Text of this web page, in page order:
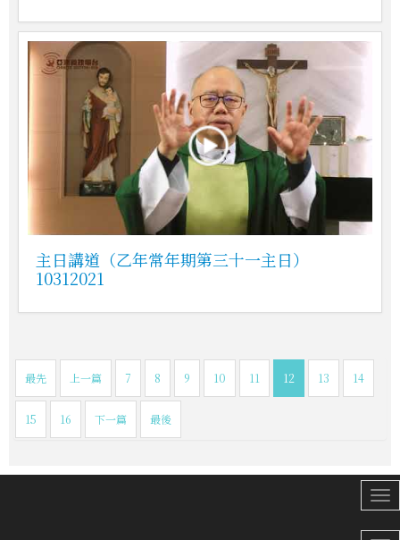
主日講道（乙年常年期第三十一主日）
10312021
最先 上一篇 7 8 9 10 11 12 13 14
15 16 下一篇 最後